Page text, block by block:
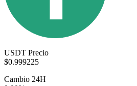
USDT Precio
$0.999225
Cambio 24H